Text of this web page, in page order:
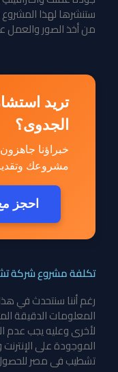
من أخذ الصور والعمل
تريد
الجدوى؟
خبراؤنا
مشروعك
احجز
تكلفة مشروع شركة
رغم أننا سنتحدث في
المعلومات الدقيقة
الموجودة على
تشطيب فى مصر للحصول